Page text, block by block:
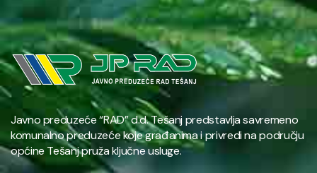
Javno preduzeće “RAD” d.d. Tešanj predstavlja savremeno
komunalno preduzeće koje građanima i privredi na području
općine Tešanj pruža ključne usluge.